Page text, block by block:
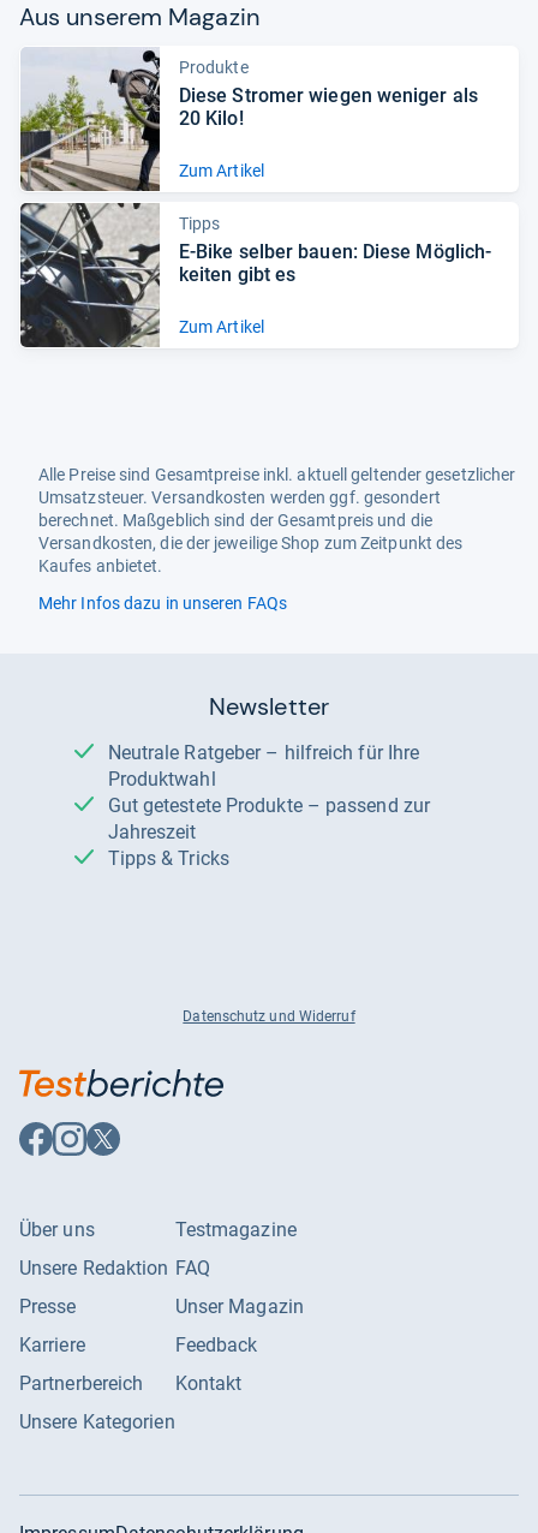
Aus unse­rem Maga­zin
Produkte
Diese Stro­mer wie­gen weni­ger als
20 Kilo!
Zum Artikel
Tipps
E-​Bike sel­ber bauen: Diese Mög­lich­
kei­ten gibt es
Zum Artikel
Alle Preise sind Gesamtpreise inkl. aktuell geltender gesetzlicher
Umsatzsteuer. Versandkosten werden ggf. gesondert
berechnet. Maßgeblich sind der Gesamtpreis und die
Versandkosten, die der jeweilige Shop zum Zeitpunkt des
Kaufes anbietet.
Mehr Infos dazu in unseren FAQs
Newsletter
Neutrale Ratgeber – hilfreich für Ihre
Produktwahl
Gut getestete Produkte – passend zur
Jahreszeit
Tipps & Tricks
Datenschutz und Widerruf
Auf
Facebook
Auf
Instagram
Auf
X
Über uns
Unsere Redaktion
Presse
Karriere
Partnerbereich
Unsere Kategorien
Testmagazine
FAQ
Unser Magazin
Feedback
Kontakt